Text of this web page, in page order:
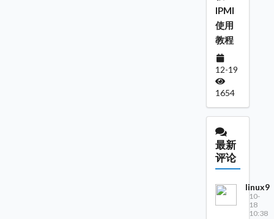
IPMI
使用
教程
12-19
1654
最新
评论
linux9
10-
18
10:38